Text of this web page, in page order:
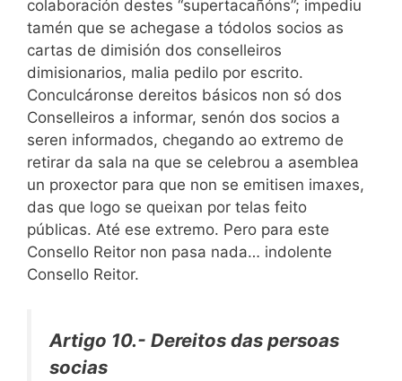
colaboración destes “supertacañóns”; impediu
tamén que se achegase a tódolos socios as
cartas de dimisión dos conselleiros
dimisionarios, malia pedilo por escrito.
Conculcáronse dereitos básicos non só dos
Conselleiros a informar, senón dos socios a
seren informados, chegando ao extremo de
retirar da sala na que se celebrou a asemblea
un proxector para que non se emitisen imaxes,
das que logo se queixan por telas feito
públicas. Até ese extremo. Pero para este
Consello Reitor non pasa nada… indolente
Consello Reitor.
Artigo 10.- Dereitos das persoas
socias